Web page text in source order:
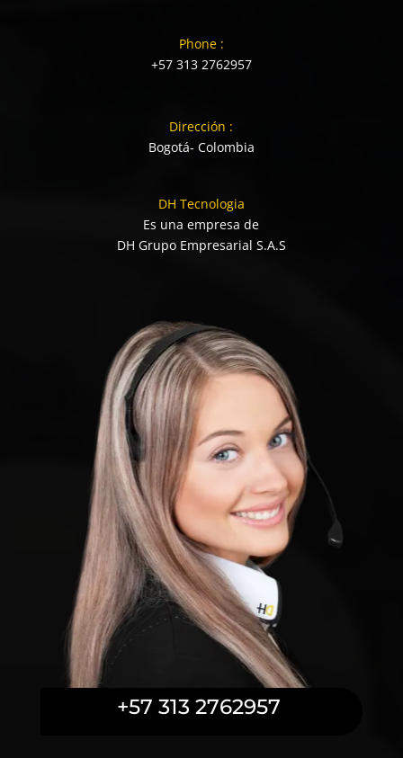
Phone :
+57 313 2762957
Dirección :
Bogotá- Colombia
DH Tecnologia
Es una empresa de
DH Grupo Empresarial S.A.S
+57 313 2762957